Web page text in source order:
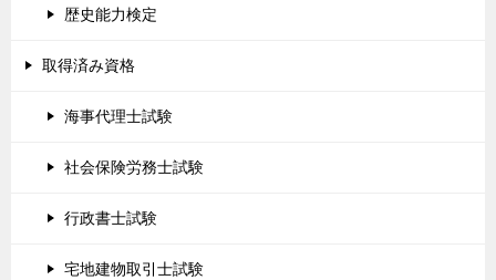
歴史能力検定
取得済み資格
海事代理士試験
社会保険労務士試験
行政書士試験
宅地建物取引士試験